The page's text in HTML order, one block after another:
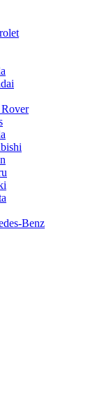
Benz